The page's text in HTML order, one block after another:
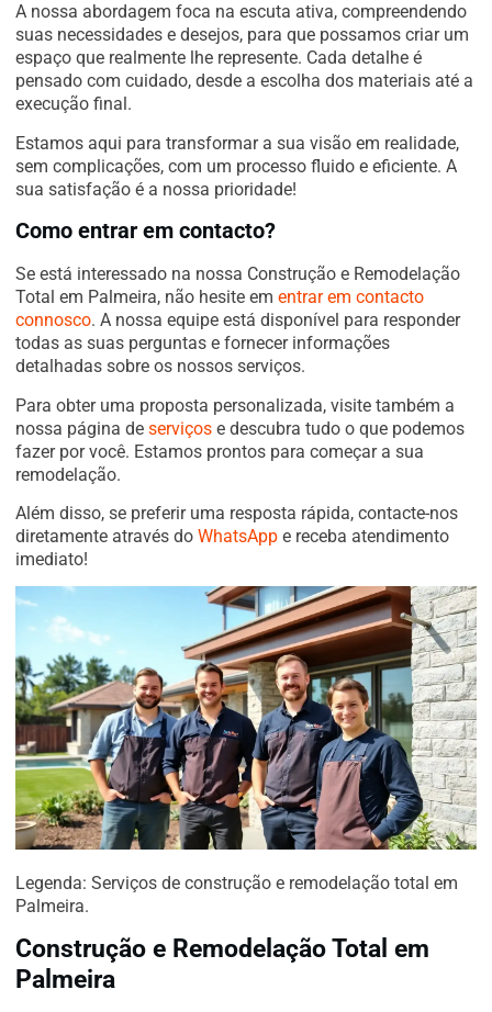
A nossa abordagem foca na escuta ativa, compreendendo
suas necessidades e desejos, para que possamos criar um
espaço que realmente lhe represente. Cada detalhe é
pensado com cuidado, desde a escolha dos materiais até a
execução final.
Estamos aqui para transformar a sua visão em realidade,
sem complicações, com um processo fluido e eficiente. A
sua satisfação é a nossa prioridade!
Como entrar em contacto?
Se está interessado na nossa Construção e Remodelação
Total em Palmeira, não hesite em entrar em contacto
connosco. A nossa equipe está disponível para responder
todas as suas perguntas e fornecer informações
detalhadas sobre os nossos serviços.
Para obter uma proposta personalizada, visite também a
nossa página de serviços e descubra tudo o que podemos
fazer por você. Estamos prontos para começar a sua
remodelação.
Além disso, se preferir uma resposta rápida, contacte-nos
diretamente através do WhatsApp e receba atendimento
imediato!
Legenda: Serviços de construção e remodelação total em
Palmeira.
Construção e Remodelação Total em
Palmeira